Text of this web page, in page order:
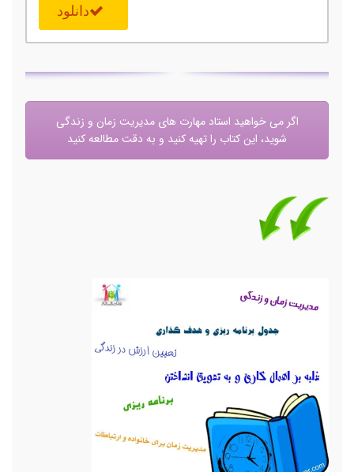
دانلود
اگر می خواهید استاد مهارت های مدیریت زمان و زندگی
شوید، این کتاب را تهیه کنید و به دقت مطالعه کنید